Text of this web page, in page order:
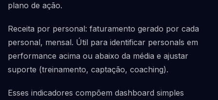
plano de ação.
Receita por personal: faturamento gerado por cada
personal, mensal. Útil para identificar personals em
performance acima ou abaixo da média e ajustar
suporte (treinamento, captação, coaching).
Esses indicadores compõem dashboard simples